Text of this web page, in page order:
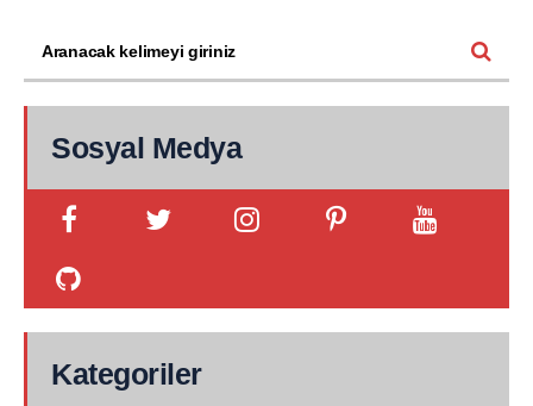
Sosyal Medya
Kategoriler